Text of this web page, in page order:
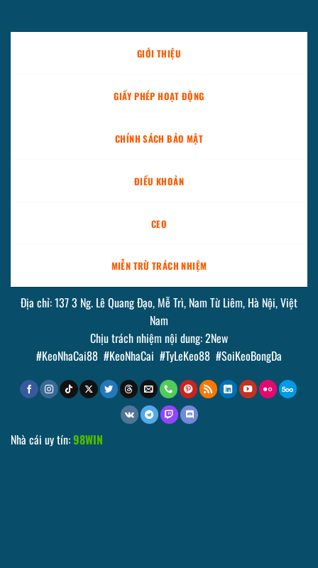
GIỚI THIỆU
GIẤY PHÉP HOẠT ĐỘNG
CHÍNH SÁCH BẢO MẬT
ĐIỀU KHOẢN
CEO
MIỄN TRỪ TRÁCH NHIỆM
Địa chỉ: 137 3 Ng. Lê Quang Đạo, Mễ Trì, Nam Từ Liêm, Hà Nội, Việt
Nam
Chịu trách nhiệm nội dung: 2New
#KeoNhaCai88 #KeoNhaCai #TyLeKeo88 #SoiKeoBongDa
Nhà cái uy tín:98WIN